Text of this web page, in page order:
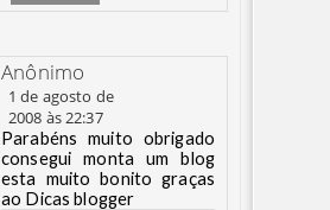
Anônimo
1 de agosto de
2008 às 22:37
Parabéns muito obrigado
consegui monta um blog
esta muito bonito graças
ao Dicas blogger